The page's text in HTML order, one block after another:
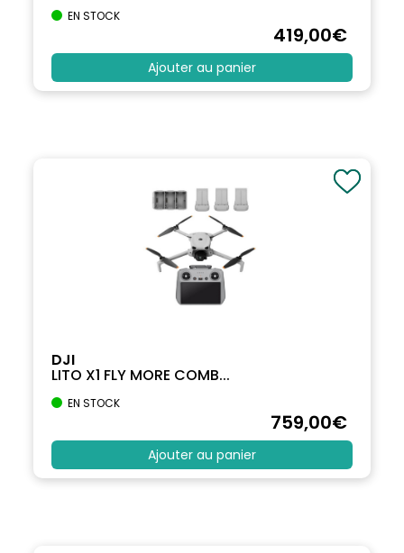
EN STOCK
419,00€
Ajouter au panier
DJI
LITO X1 FLY MORE COMB...
EN STOCK
759,00€
Ajouter au panier